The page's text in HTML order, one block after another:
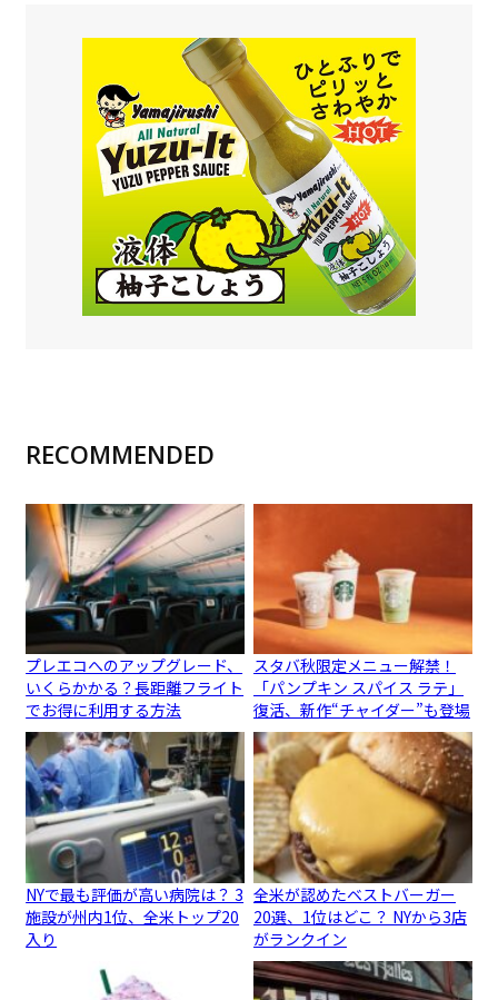
RECOMMENDED
プレエコへのアップグレード、
いくらかかる？長距離フライト
でお得に利用する方法
スタバ秋限定メニュー解禁！
「パンプキン スパイス ラテ」
復活、新作“チャイダー”も登場
NYで最も評価が高い病院は？ 3
施設が州内1位、全米トップ20
入り
全米が認めたベストバーガー
20選、1位はどこ？ NYから3店
がランクイン